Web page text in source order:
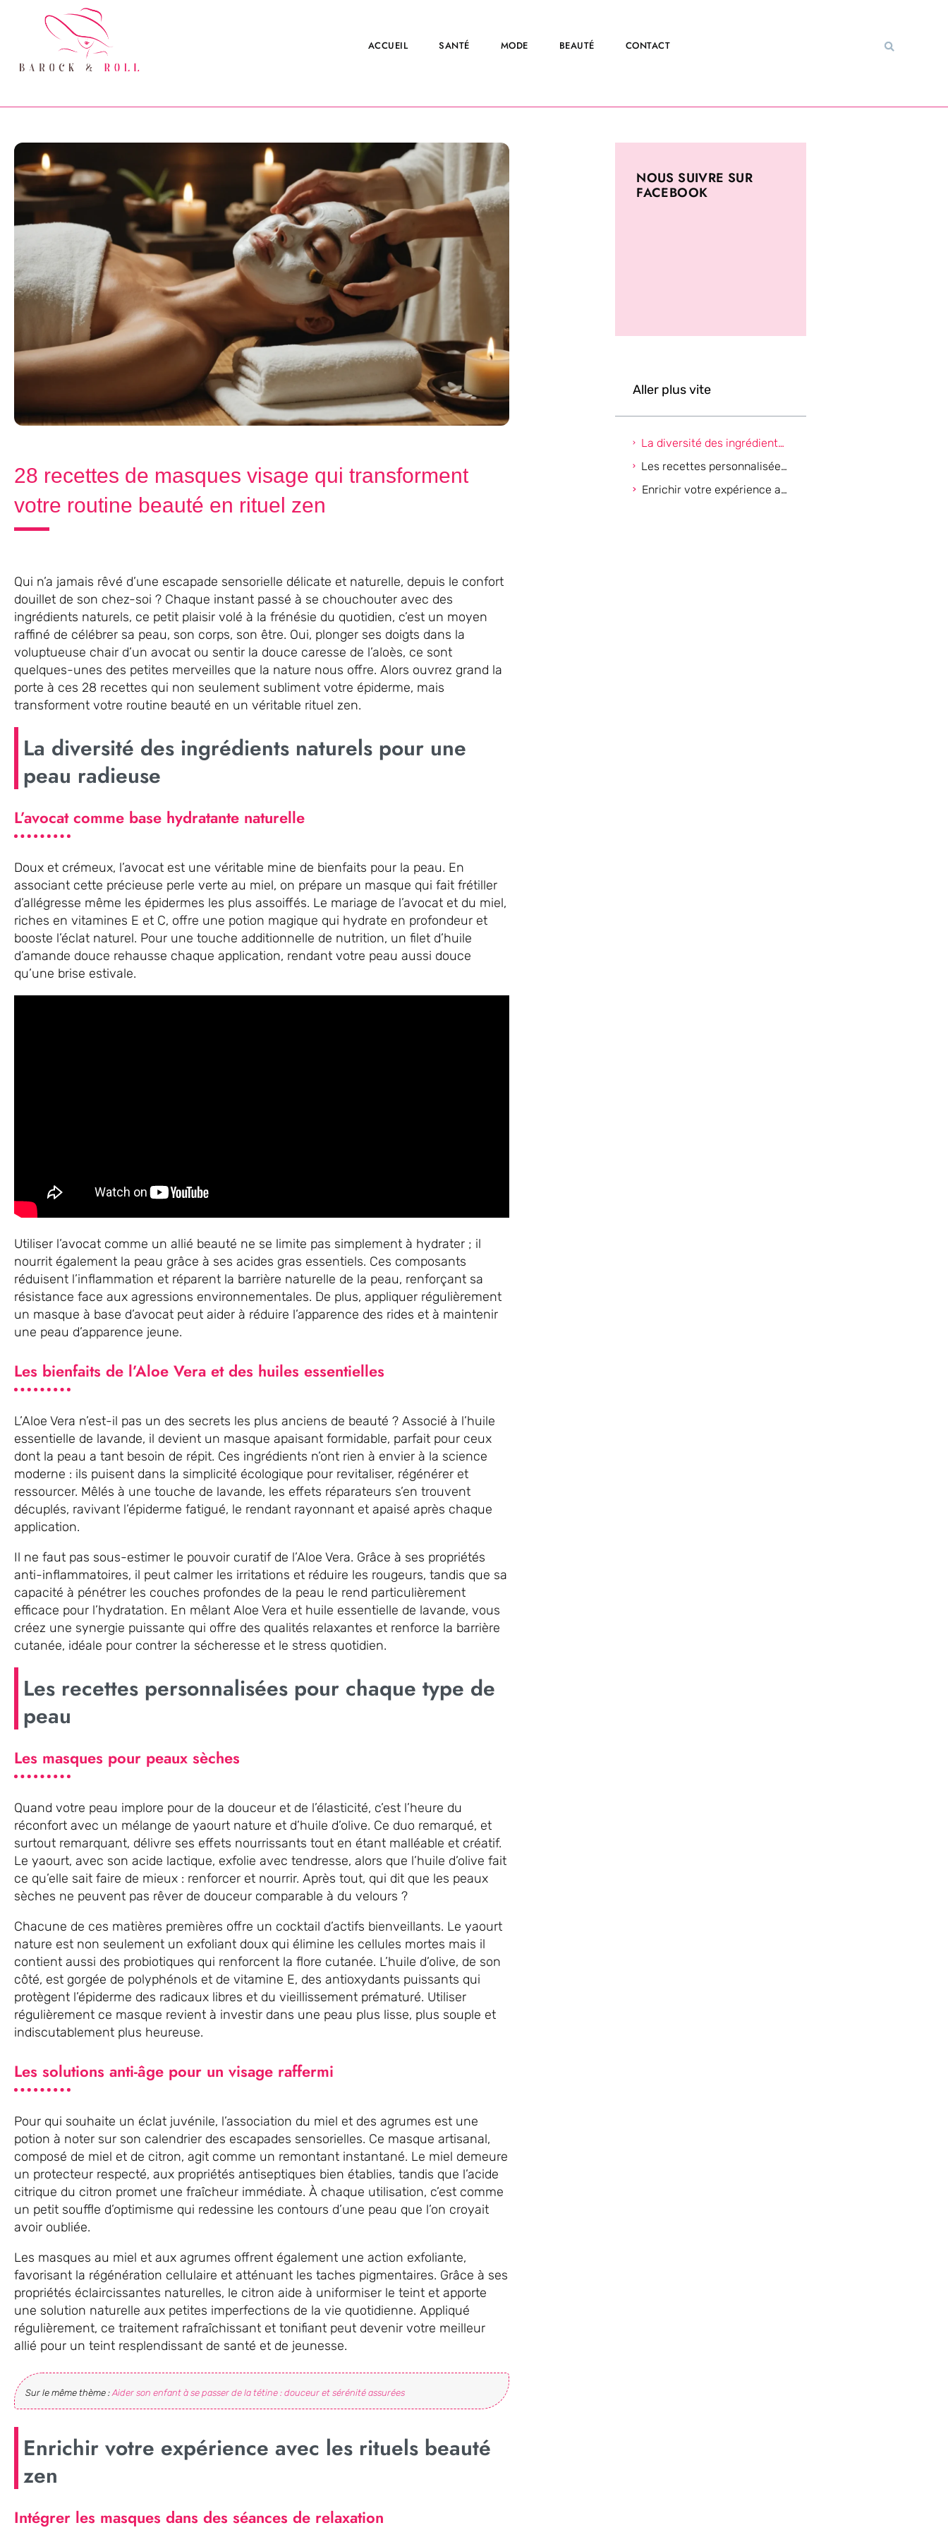
ACCUEIL SANTÉ MODE BEAUTÉ CONTACT
28 recettes de masques visage qui transforment
votre routine beauté en rituel zen
Qui n’a jamais rêvé d’une escapade sensorielle délicate et naturelle, depuis le confort
douillet de son chez-soi ? Chaque instant passé à se chouchouter avec des
ingrédients naturels, ce petit plaisir volé à la frénésie du quotidien, c’est un moyen
raffiné de célébrer sa peau, son corps, son être. Oui, plonger ses doigts dans la
voluptueuse chair d’un avocat ou sentir la douce caresse de l’aloès, ce sont
quelques-unes des petites merveilles que la nature nous offre. Alors ouvrez grand la
porte à ces 28 recettes qui non seulement subliment votre épiderme, mais
transforment votre routine beauté en un véritable rituel zen.
La diversité des ingrédients naturels pour une
peau radieuse
L’avocat comme base hydratante naturelle
Doux et crémeux, l’avocat est une véritable mine de bienfaits pour la peau. En
associant cette précieuse perle verte au miel, on prépare un masque qui fait frétiller
d’allégresse même les épidermes les plus assoiffés. Le mariage de l’avocat et du miel,
riches en vitamines E et C, offre une potion magique qui hydrate en profondeur et
booste l’éclat naturel. Pour une touche additionnelle de nutrition, un filet d’huile
d’amande douce rehausse chaque application, rendant votre peau aussi douce
qu’une brise estivale.
Utiliser l’avocat comme un allié beauté ne se limite pas simplement à hydrater ; il
nourrit également la peau grâce à ses acides gras essentiels. Ces composants
réduisent l’inflammation et réparent la barrière naturelle de la peau, renforçant sa
résistance face aux agressions environnementales. De plus, appliquer régulièrement
un masque à base d’avocat peut aider à réduire l’apparence des rides et à maintenir
une peau d’apparence jeune.
Les bienfaits de l’Aloe Vera et des huiles essentielles
L’Aloe Vera n’est-il pas un des secrets les plus anciens de beauté ? Associé à l’huile
essentielle de lavande, il devient un masque apaisant formidable, parfait pour ceux
dont la peau a tant besoin de répit. Ces ingrédients n’ont rien à envier à la science
moderne : ils puisent dans la simplicité écologique pour revitaliser, régénérer et
ressourcer. Mêlés à une touche de lavande, les effets réparateurs s’en trouvent
décuplés, ravivant l’épiderme fatigué, le rendant rayonnant et apaisé après chaque
application.
Il ne faut pas sous-estimer le pouvoir curatif de l’Aloe Vera. Grâce à ses propriétés
anti-inflammatoires, il peut calmer les irritations et réduire les rougeurs, tandis que sa
capacité à pénétrer les couches profondes de la peau le rend particulièrement
efficace pour l’hydratation. En mêlant Aloe Vera et huile essentielle de lavande, vous
créez une synergie puissante qui offre des qualités relaxantes et renforce la barrière
cutanée, idéale pour contrer la sécheresse et le stress quotidien.
Les recettes personnalisées pour chaque type de
peau
Les masques pour peaux sèches
Quand votre peau implore pour de la douceur et de l’élasticité, c’est l’heure du
réconfort avec un mélange de yaourt nature et d’huile d’olive. Ce duo remarqué, et
surtout remarquant, délivre ses effets nourrissants tout en étant malléable et créatif.
Le yaourt, avec son acide lactique, exfolie avec tendresse, alors que l’huile d’olive fait
ce qu’elle sait faire de mieux : renforcer et nourrir. Après tout, qui dit que les peaux
sèches ne peuvent pas rêver de douceur comparable à du velours ?
Chacune de ces matières premières offre un cocktail d’actifs bienveillants. Le yaourt
nature est non seulement un exfoliant doux qui élimine les cellules mortes mais il
contient aussi des probiotiques qui renforcent la flore cutanée. L’huile d’olive, de son
côté, est gorgée de polyphénols et de vitamine E, des antioxydants puissants qui
protègent l’épiderme des radicaux libres et du vieillissement prématuré. Utiliser
régulièrement ce masque revient à investir dans une peau plus lisse, plus souple et
indiscutablement plus heureuse.
Les solutions anti-âge pour un visage raffermi
Pour qui souhaite un éclat juvénile, l’association du miel et des agrumes est une
potion à noter sur son calendrier des escapades sensorielles. Ce masque artisanal,
composé de miel et de citron, agit comme un remontant instantané. Le miel demeure
un protecteur respecté, aux propriétés antiseptiques bien établies, tandis que l’acide
citrique du citron promet une fraîcheur immédiate. À chaque utilisation, c’est comme
un petit souffle d’optimisme qui redessine les contours d’une peau que l’on croyait
avoir oubliée.
Les masques au miel et aux agrumes offrent également une action exfoliante,
favorisant la régénération cellulaire et atténuant les taches pigmentaires. Grâce à ses
propriétés éclaircissantes naturelles, le citron aide à uniformiser le teint et apporte
une solution naturelle aux petites imperfections de la vie quotidienne. Appliqué
régulièrement, ce traitement rafraîchissant et tonifiant peut devenir votre meilleur
allié pour un teint resplendissant de santé et de jeunesse.
Sur le même thème : Aider son enfant à se passer de la tétine : douceur et sérénité assurées
Enrichir votre expérience avec les rituels beauté
zen
Intégrer les masques dans des séances de relaxation
NOUS SUIVRE SUR
FACEBOOK
Aller plus vite
La diversité des ingrédients naturels pour une peau radieuse
Les recettes personnalisées pour chaque type de peau
Enrichir votre expérience avec les rituels beauté zen